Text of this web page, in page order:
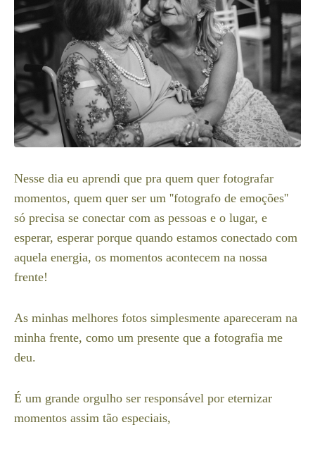
Nesse dia eu aprendi que pra quem quer fotografar
momentos, quem quer ser um ''fotografo de emoções''
só precisa se conectar com as pessoas e o lugar, e
esperar, esperar porque quando estamos conectado com
aquela energia, os momentos acontecem na nossa
frente!
As minhas melhores fotos simplesmente apareceram na
minha frente, como um presente que a fotografia me
deu.
É um grande orgulho ser responsável por eternizar
momentos assim tão especiais,